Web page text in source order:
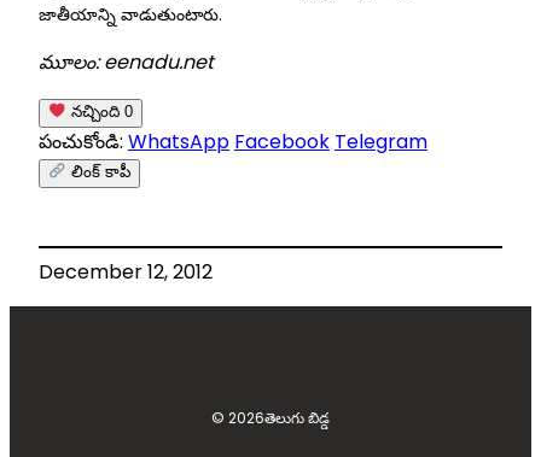
జాతీయాన్ని వాడుతుంటారు.
మూలం: eenadu.net
నచ్చింది 0
పంచుకోండి: WhatsApp Facebook Telegram
లింక్ కాపీ
December 12, 2012
© 2026తెలుగు బిడ్డ